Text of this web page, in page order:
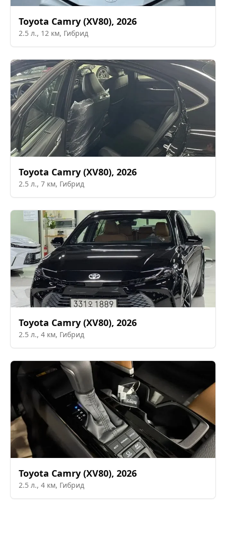
Toyota Camry (XV80), 2026
2.5 л., 12 км, Гибрид
Toyota Camry (XV80), 2026
2.5 л., 7 км, Гибрид
Toyota Camry (XV80), 2026
2.5 л., 4 км, Гибрид
Toyota Camry (XV80), 2026
2.5 л., 4 км, Гибрид